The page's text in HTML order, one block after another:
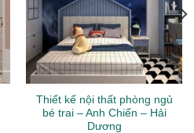
Thiết kế nội thất phòng ngủ
bé trai – Anh Chiến – Hải
Dương